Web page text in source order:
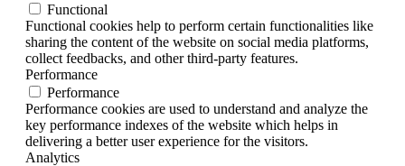
Functional
Functional cookies help to perform certain functionalities like
sharing the content of the website on social media platforms,
collect feedbacks, and other third-party features.
Performance
Performance
Performance cookies are used to understand and analyze the
key performance indexes of the website which helps in
delivering a better user experience for the visitors.
Analytics